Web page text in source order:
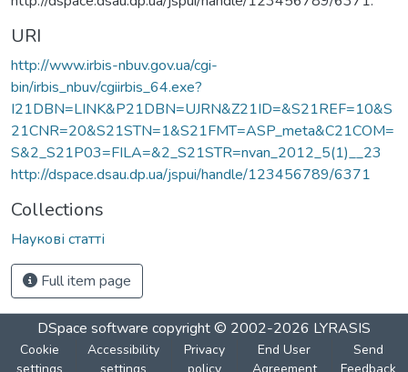
URI
http://www.irbis-nbuv.gov.ua/cgi-
bin/irbis_nbuv/cgiirbis_64.exe?
I21DBN=LINK&P21DBN=UJRN&Z21ID=&S21REF=10&S
21CNR=20&S21STN=1&S21FMT=ASP_meta&C21COM=
S&2_S21P03=FILA=&2_S21STR=nvan_2012_5(1)__23
http://dspace.dsau.dp.ua/jspui/handle/123456789/6371
Collections
Наукові статті
Full item page
DSpace software copyright © 2002-2026 LYRASIS
Cookie
Accessibility
Privacy
End User
Send